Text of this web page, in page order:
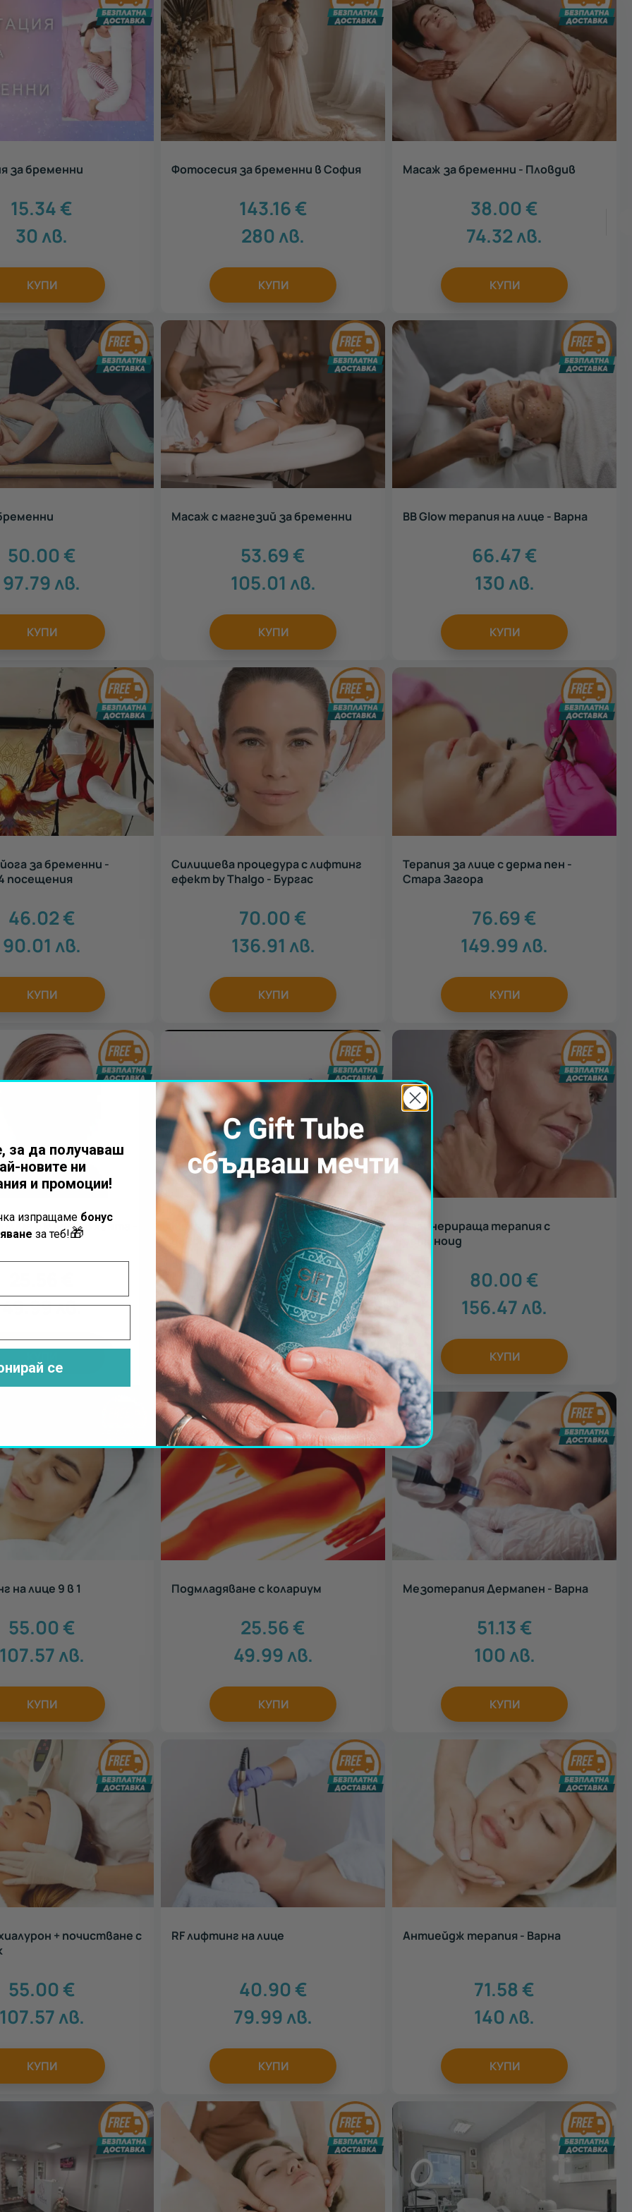
за бременни
15.34€
30лв.
КУПИ
Фотосесия за бременни в София
143.16€
280лв.
КУПИ
Масаж за бременни - Пловдив
38.00€
74.32лв.
КУПИ
50.00€
97.79лв.
КУПИ
Масаж с магнезий за бременни
53.69€
105.01 лв.
КУПИ
BB Glow терапия на лице - Варна
66.47€
130лв.
КУПИ
за бременни -
посещения
46.02€
90.01 лв.
КУПИ
Силициева процедура с лифтинг
ефект by Thalgo - Бургас
70.00€
136.91 лв.
КУПИ
Терапия за лице с дерма пен -
Стара Загора
76.69€
149.99лв.
КУПИ
лице с кинезио лента -
49.99лв.
Микронидлинг на лице, шия и
деколте с Alma Pixel Pen
95.00€
185.8лв.
КУПИ
Регенерираща терапия с
ретиноид
80.00€
156.47лв.
КУПИ
на лице 9 в 1
55.00€
лв.
КУПИ
Подмладяване с колариум
25.56€
49.99лв.
КУПИ
Мезотерапия Дермапен - Варна
51.13€
100лв.
КУПИ
+ почистване с
55.00€
лв.
КУПИ
RF лифтинг на лице
40.90€
79.99лв.
КУПИ
Антиейдж терапия - Варна
71.58€
140лв.
КУПИ
за да получаваш
новите ни
и промоции!
изпращаме бонус
за теб!🎁
се